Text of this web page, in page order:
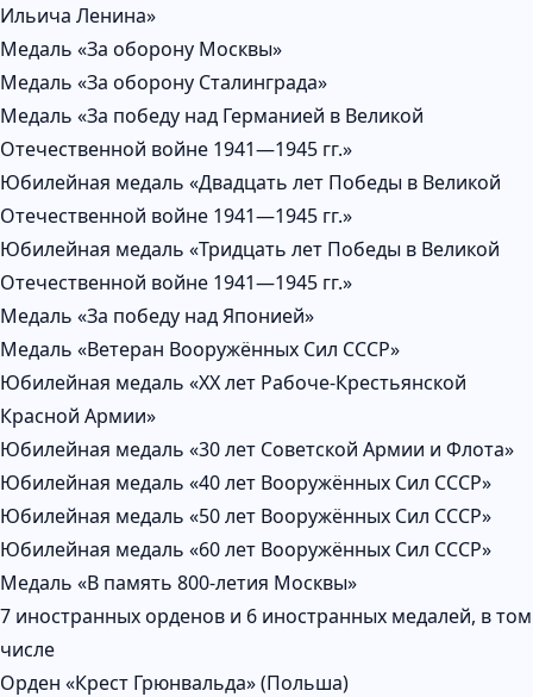
Ильича Ленина»
Медаль «За оборону Москвы»
Медаль «За оборону Сталинграда»
Медаль «За победу над Германией в Великой
Отечественной войне 1941—1945 гг.»
Юбилейная медаль «Двадцать лет Победы в Великой
Отечественной войне 1941—1945 гг.»
Юбилейная медаль «Тридцать лет Победы в Великой
Отечественной войне 1941—1945 гг.»
Медаль «За победу над Японией»
Медаль «Ветеран Вооружённых Сил СССР»
Юбилейная медаль «XX лет Рабоче-Крестьянской
Красной Армии»
Юбилейная медаль «30 лет Советской Армии и Флота»
Юбилейная медаль «40 лет Вооружённых Сил СССР»
Юбилейная медаль «50 лет Вооружённых Сил СССР»
Юбилейная медаль «60 лет Вооружённых Сил СССР»
Медаль «В память 800-летия Москвы»
7 иностранных орденов и 6 иностранных медалей, в том
числе
Орден «Крест Грюнвальда» (Польша)